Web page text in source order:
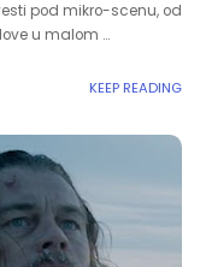
pod mikro-scenu, od
u malom …
KEEP READING